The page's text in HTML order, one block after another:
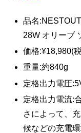
品名
28W オリーブ
価格:¥18,980(
重量:約840g
定格出力電圧
定格出力電流:
さによって、
候などの充電